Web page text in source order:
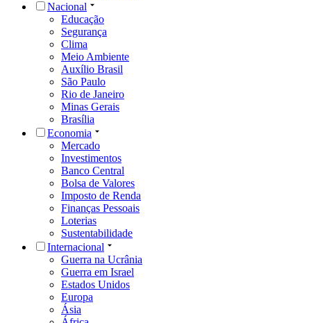
Nacional
Educação
Segurança
Clima
Meio Ambiente
Auxílio Brasil
São Paulo
Rio de Janeiro
Minas Gerais
Brasília
Economia
Mercado
Investimentos
Banco Central
Bolsa de Valores
Imposto de Renda
Finanças Pessoais
Loterias
Sustentabilidade
Internacional
Guerra na Ucrânia
Guerra em Israel
Estados Unidos
Europa
Ásia